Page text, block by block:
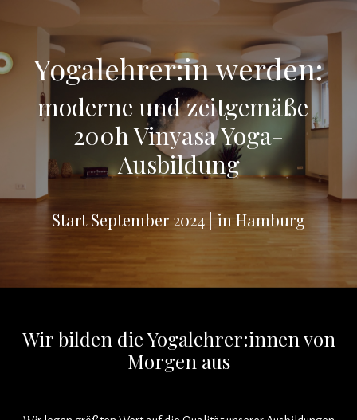
Yogalehrer:in werden:
moderne und zeitgemäße
200h Vinyasa Yoga-
Ausbildung
Start September 2024 | in Hamburg
Wir bilden die Yogalehrer:innen von
Morgen aus